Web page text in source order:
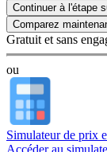
Continuer à l'étape
Gratuit et sans
ou
Simulateur de prix